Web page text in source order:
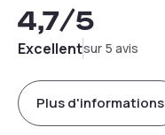
4,7/5
Excellentsur 5 avis
Plus d'informations